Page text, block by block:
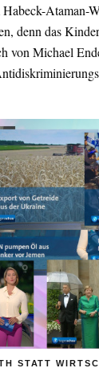
Ataman-
denn das
von Michael
STATT